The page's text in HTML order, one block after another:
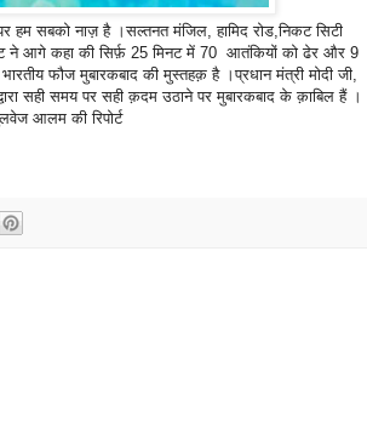
सबको नाज़ है ।सल्तनत मंजिल, हामिद रोड,निकट सिटी
ने आगे कहा की सिर्फ़ 25 मिनट में 70 आतंकियों को ढेर और 9
फौज मुबारकबाद की मुस्तहक़ है ।प्रधान मंत्री मोदी जी,
सही समय पर सही क़दम उठाने पर मुबारकबाद के क़ाबिल हैं ।
आलम की रिपोर्ट